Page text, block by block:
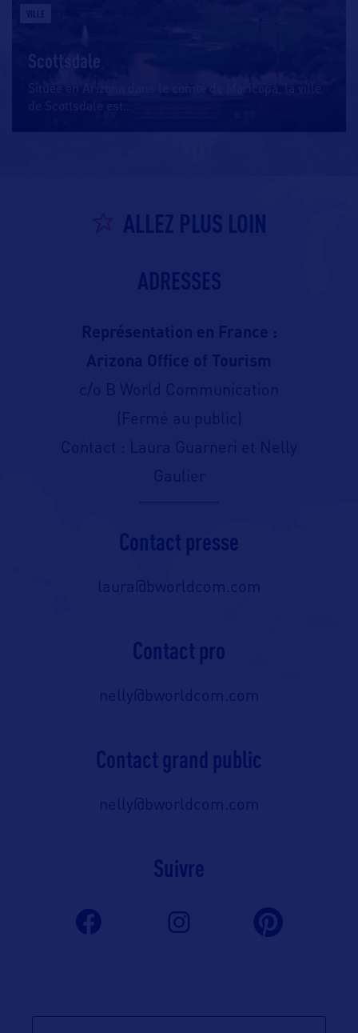
VILLE
Scottsdale
de Scottsdale est
ALLEZ PLUS LOIN
ADRESSES
Représentation en France :
Arizona Office of Tourism
c/o B World Communication
(Fermé au public)
Contact : Laura Guarneri et Nelly
Contact presse
laura@bworldcom.com
Contact pro
nelly@bworldcom.com
Contact grand public
nelly@bworldcom.com
Suivre